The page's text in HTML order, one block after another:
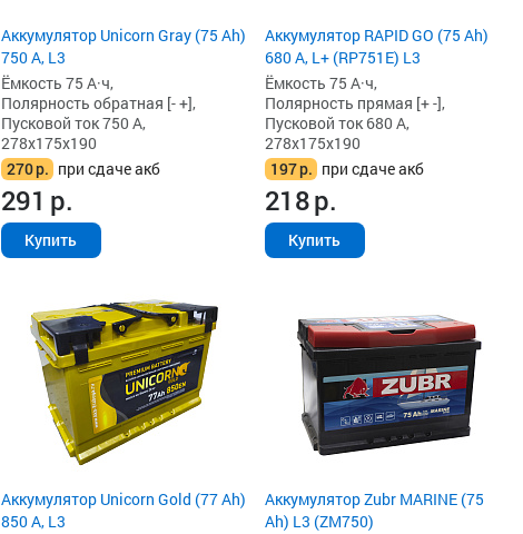
Аккумулятор Unicorn Gray (75 Ah)
750 А, L3
Ёмкость 75 А·ч,
Полярность обратная [- +],
Пусковой ток 750 А,
278x175x190
270р. при сдаче акб
291 р.
Купить
Аккумулятор RAPID GO (75 Ah)
680 А, L+ (RP751E) L3
Ёмкость 75 А·ч,
Полярность прямая [+ -],
Пусковой ток 680 А,
278x175x190
197р. при сдаче акб
218р.
Купить
Аккумулятор Unicorn Gold (77 Ah)
850 А, L3
Аккумулятор Zubr MARINE (75
Ah) L3 (ZM750)